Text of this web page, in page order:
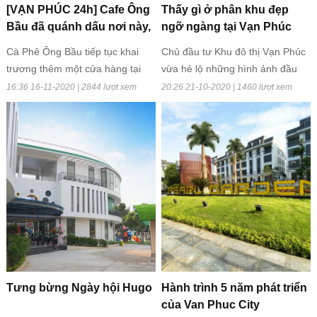
[VẠN PHÚC 24h] Cafe Ông
Bầu đã quánh dấu nơi này,
vừa ngon vừa rẻ !
Cà Phê Ông Bầu tiếp tục khai
trương thêm một cửa hàng tại
Thủ Đức và đã nhận được sự
ủng hộ của rất nhiều khách hàng
tại Khu Đô Thị Vạn Phúc
16:36 16-11-2020 | 2844 lượt xem
Thấy gì ở phân khu đẹp
ngỡ ngàng tại Vạn Phúc
Chủ đầu tư Khu đô thị Vạn Phúc
vừa hé lộ những hình ảnh đầu
tiên về phân khu này. Theo đó,
tiểu khu Sunlake Shop Villas tọa
lạc tại trung tâm bán đảo xanh
Van Phuc City, ngay bên Hồ Đại
Nhật và Kênh Sông Trăng, kết
nối trực tiếp với công viên
Diamond Park đang là tâm điểm
được giới đầu tư dành nhiều ưu
ái.
20:26 21-10-2020 | 1460 lượt xem
Tưng bừng Ngày hội Hugo
Hành trình 5 năm phát triển
của Van Phuc City